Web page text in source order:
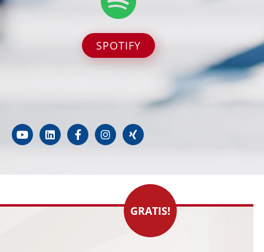
SPOTIFY
GRATIS!